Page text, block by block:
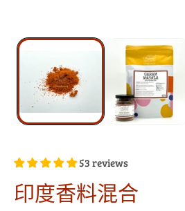
53 reviews
印度香料混合